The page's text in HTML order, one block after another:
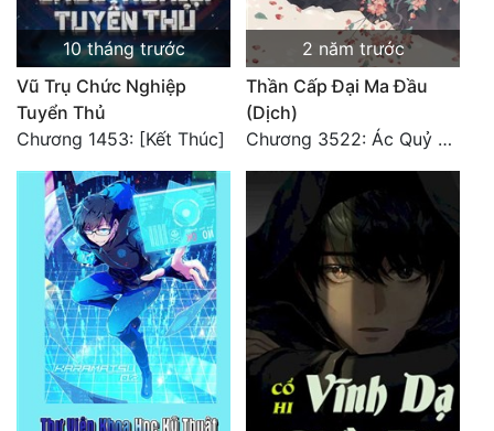
10 tháng trước
Vũ Trụ Chức Nghiệp
Tuyển Thủ
Chương 1453: [Kết Thúc]
2 năm trước
Thần Cấp Đại Ma Đầu
(Dịch)
Chương 3522: Ác Quỷ Và Yêu Nghiệt